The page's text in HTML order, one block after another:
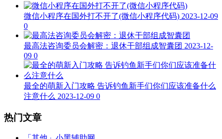
微信小程序在国外打不开了(微信小程序代码) 2023-12-09
0
最高法咨询委员会解密：退休干部组成智囊团 2023-12-
09 0
最全的萌新入门攻略 告诉钓鱼新手们你们应该准备什么
注意什么 2023-12-09 0
热门文章